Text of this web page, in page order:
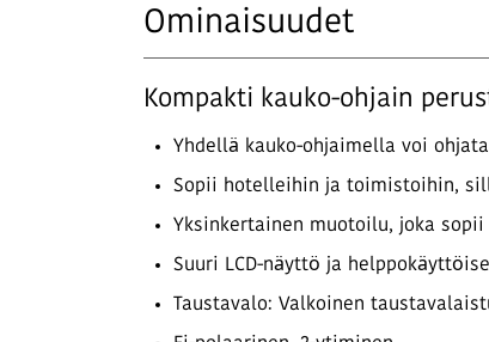
Ominaisuudet
Kompakti kauko-ohjain
Yhdellä kauko-ohjaimella voi
Sopii hotelleihin ja toimistoihin,
Yksinkertainen muotoilu, joka
Suuri LCD-näyttö ja
Taustavalo: Valkoinen